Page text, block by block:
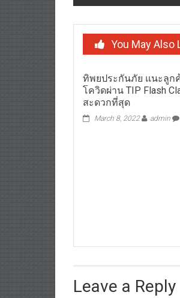
You May Also
ทิพยประกันภัย แนะลูก
โควิดผ่าน TIP Flash
สะดวกที่สุด
March 8, 2022 admin
Leave a Reply